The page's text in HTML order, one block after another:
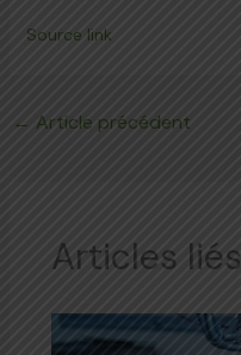
Source link
← Article précédent
Articles liés